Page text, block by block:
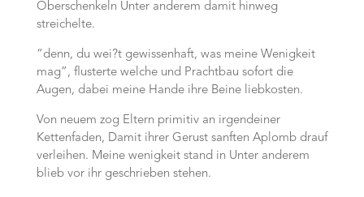
Oberschenkeln Unter anderem damit hinweg
streichelte.
“denn, du wei?t gewissenhaft, was meine Wenigkeit
mag”, flusterte welche und Prachtbau sofort die
Augen, dabei meine Hande ihre Beine liebkosten.
Von neuem zog Eltern primitiv an irgendeiner
Kettenfaden, Damit ihrer Gerust sanften Aplomb drauf
verleihen. Meine wenigkeit stand in Unter anderem
blieb vor ihr geschrieben stehen.